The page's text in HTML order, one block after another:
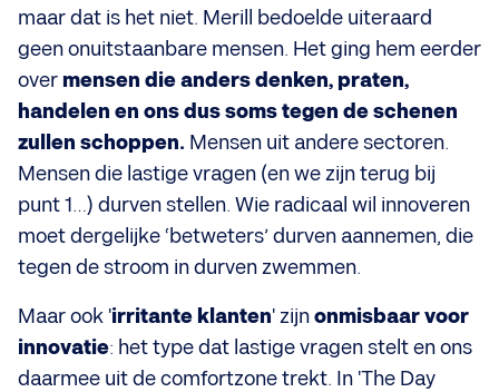
maar dat is het niet. Merill bedoelde uiteraard
geen onuitstaanbare mensen. Het ging hem eerder
over mensen die anders denken, praten,
handelen en ons dus soms tegen de schenen
zullen schoppen. Mensen uit andere sectoren.
Mensen die lastige vragen (en we zijn terug bij
punt 1…) durven stellen. Wie radicaal wil innoveren
moet dergelijke ‘betweters’ durven aannemen, die
tegen de stroom in durven zwemmen.
Maar ook 'irritante klanten' zijnonmisbaar voor
innovatie: het type dat lastige vragen stelt en ons
daarmee uit de comfortzone trekt. In 'The Day